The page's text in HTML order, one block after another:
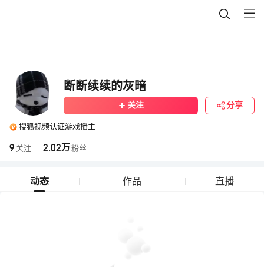
断断续续的灰暗
关注 分享
搜狐视频认证游戏播主
9 关注 2.02万 粉丝
动态 作品 直播